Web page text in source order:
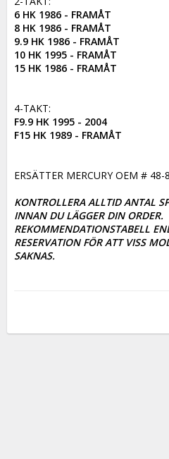
6 HK 1986 - FRAMÅT
8 HK 1986 - FRAMÅT
9.9 HK 1986 - FRAMÅT
10 HK 1995 - FRAMÅT
F9.9 HK 1995 - 2004
F15 HK 1989 - FRAMÅT
ERSÄTTER MERCURY OEM #
KONTROLLERA ALLTID ANTAL
INNAN DU LÄGGER DIN ORDER.
REKOMMENDATIONSTABELL
RESERVATION FÖR ATT VISS
SAKNAS.